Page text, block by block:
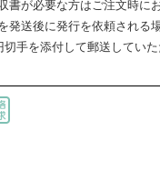
書が必要な方はご注文時に
発送後に発行を依頼される
切手を添付して郵送してい